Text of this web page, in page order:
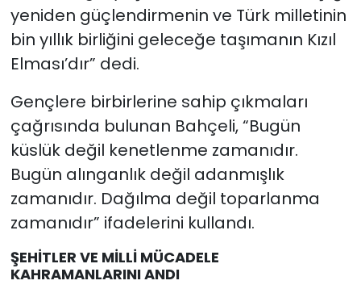
yeniden güçlendirmenin ve Türk milletinin
bin yıllık birliğini geleceğe taşımanın Kızıl
Elması’dır” dedi.
Gençlere birbirlerine sahip çıkmaları
çağrısında bulunan Bahçeli, “Bugün
küslük değil kenetlenme zamanıdır.
Bugün alınganlık değil adanmışlık
zamanıdır. Dağılma değil toparlanma
zamanıdır” ifadelerini kullandı.
ŞEHİTLER VE MİLLİ MÜCADELE
KAHRAMANLARINI ANDI